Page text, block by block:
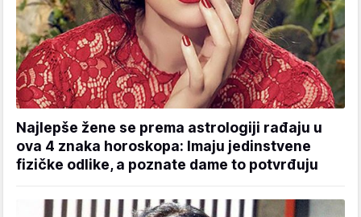
Najlepše žene se prema astrologiji rađaju u
ova 4 znaka horoskopa: Imaju jedinstvene
fizičke odlike, a poznate dame to potvrđuju